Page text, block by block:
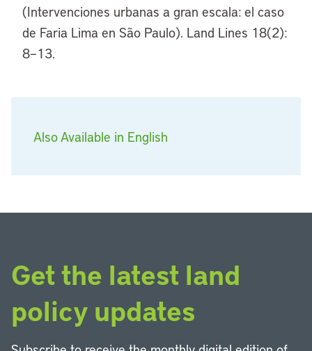
Also Available in English
(Intervenciones urbanas a gran escala: el caso
de Faria Lima en São Paulo). Land Lines 18(2):
8–13.
Get the latest land
policy updates